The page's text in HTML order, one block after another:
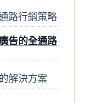
路行銷策略
告的全通路
解決方案